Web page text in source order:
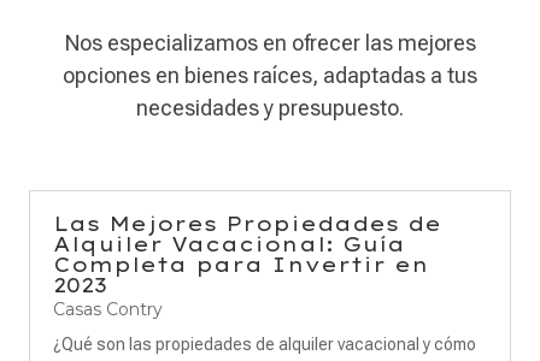
Nos especializamos en ofrecer las mejores
opciones en bienes raíces, adaptadas a tus
necesidades y presupuesto.
Las Mejores Propiedades de
Alquiler Vacacional: Guía
Completa para Invertir en
2023
Casas Contry
¿Qué son las propiedades de alquiler vacacional y cómo